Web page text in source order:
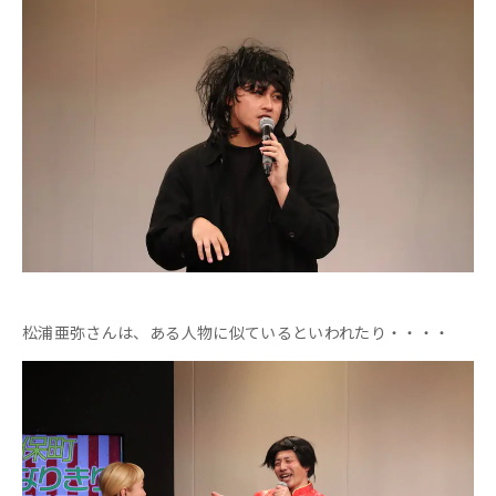
松浦亜弥さんは、ある人物に似ているといわれたり・・・・